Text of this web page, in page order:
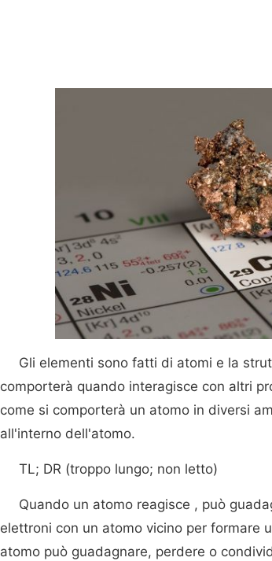
Gli elementi sono fatti di atomi e la
comporterà quando interagisce con altri
come si comporterà un atomo in diversi
all'interno dell'atomo.
TL; DR (troppo lungo; non letto)
Quando un atomo reagisce , può
elettroni con un atomo vicino per formare
atomo può guadagnare, perdere o